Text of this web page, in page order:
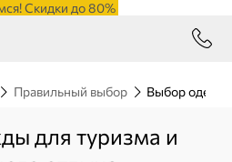
Скидки до 80%
Правильный выбор Выбор
для туризма и